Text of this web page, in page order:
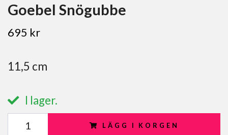
Goebel Snögubbe
695 kr
11,5 cm
I lager.
LÄGG I KORGEN